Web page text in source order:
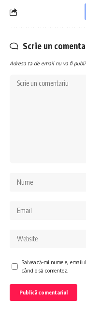
Scrie un
Adresa ta de email nu va fi
Salvează-mi numele,
când o să comentez.